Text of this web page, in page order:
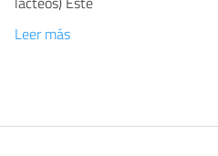
Leer más